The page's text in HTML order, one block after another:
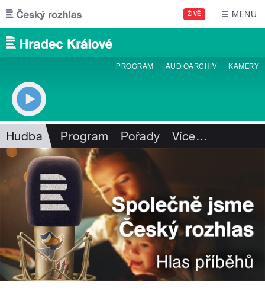
Přejít k hlavnímu obsahu
ŽIVĚ MENU
PROGRAM AUDIOARCHIV KAMERY
Hudba Program Pořady Více…